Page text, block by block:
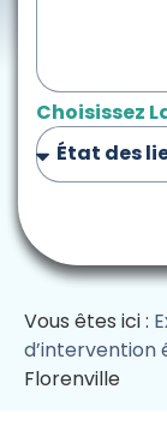
Choisissez
Vous êtes ici :
d’intervention
Florenville